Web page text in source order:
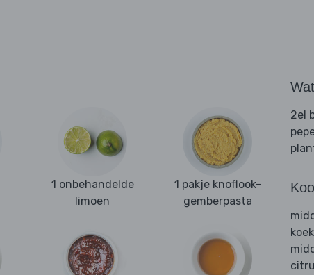
1 onbehandelde
limoen
1 pakje knoflook-
gemberpasta
2el